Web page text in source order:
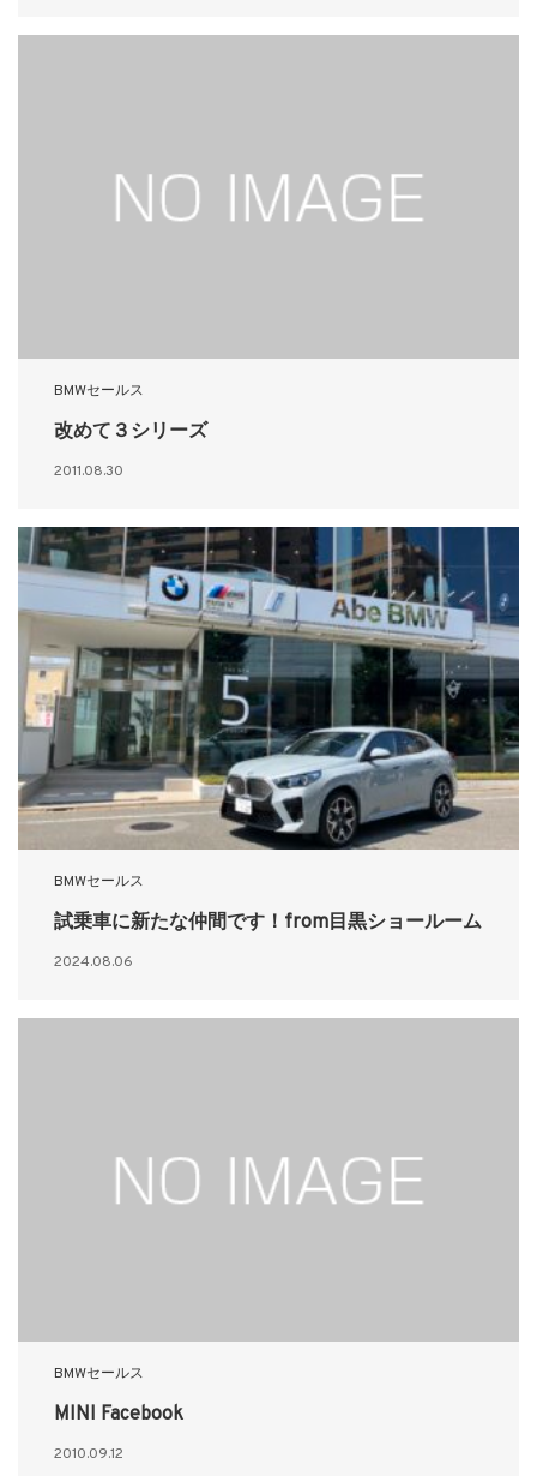
BMWセールス
改めて３シリーズ
2011.08.30
BMWセールス
試乗車に新たな仲間です！from目黒ショールーム
2024.08.06
BMWセールス
MINI Facebook
2010.09.12